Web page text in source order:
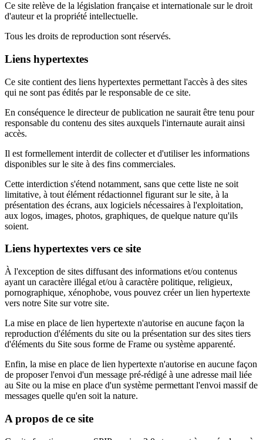
Ce site relève de la législation française et internationale sur le droit
d'auteur et la propriété intellectuelle.
Tous les droits de reproduction sont réservés.
Liens hypertextes
Ce site contient des liens hypertextes permettant l'accès à des sites
qui ne sont pas édités par le responsable de ce site.
En conséquence le directeur de publication ne saurait être tenu pour
responsable du contenu des sites auxquels l'internaute aurait ainsi
accès.
Il est formellement interdit de collecter et d'utiliser les informations
disponibles sur le site à des fins commerciales.
Cette interdiction s'étend notamment, sans que cette liste ne soit
limitative, à tout élément rédactionnel figurant sur le site, à la
présentation des écrans, aux logiciels nécessaires à l'exploitation,
aux logos, images, photos, graphiques, de quelque nature qu'ils
soient.
Liens hypertextes vers ce site
À l'exception de sites diffusant des informations et/ou contenus
ayant un caractère illégal et/ou à caractère politique, religieux,
pornographique, xénophobe, vous pouvez créer un lien hypertexte
vers notre Site sur votre site.
La mise en place de lien hypertexte n'autorise en aucune façon la
reproduction d'éléments du site ou la présentation sur des sites tiers
d'éléments du Site sous forme de Frame ou système apparenté.
Enfin, la mise en place de lien hypertexte n'autorise en aucune façon
de proposer l'envoi d'un message pré-rédigé à une adresse mail liée
au Site ou la mise en place d'un système permettant l'envoi massif de
messages quelle qu'en soit la nature.
A propos de ce site